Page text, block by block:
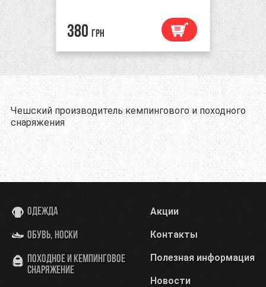
380 грн
Чешский производитель кемпингового и походного
снаряжения
Одежда
Обувь, носки
Походное и кемпинговое
снаряжение
Акции
Контакты
Полезная информация
Новости